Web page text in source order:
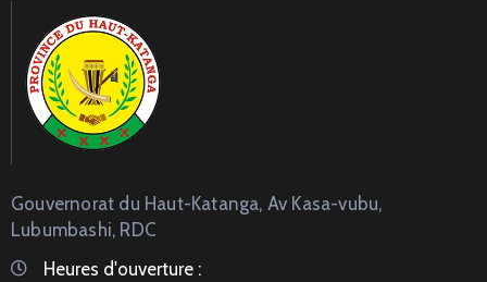
Gouvernorat du Haut-Katanga, Av Kasa-vubu,
Lubumbashi, RDC
Heures d'ouverture :